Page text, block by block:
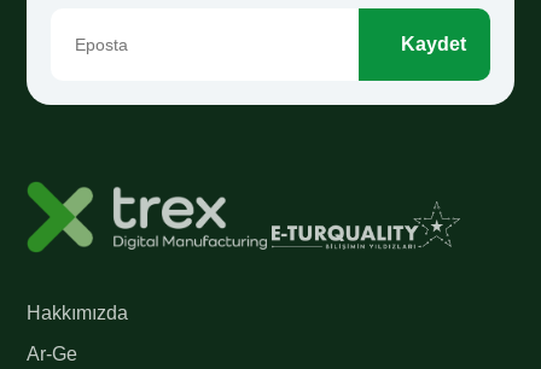
Kaydet
Hakkımızda
Ar-Ge